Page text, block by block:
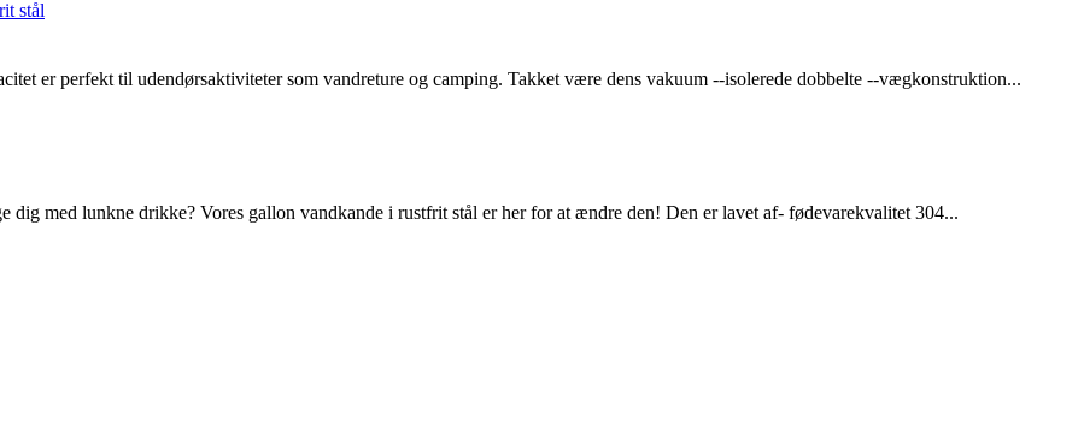
er perfekt til udendørsaktiviteter som vandreture og camping. Takket være dens vakuum --isolerede dobbelte --vægkonstruktion...
med lunkne drikke? Vores gallon vandkande i rustfrit stål er her for at ændre den! Den er lavet af- fødevarekvalitet 304...